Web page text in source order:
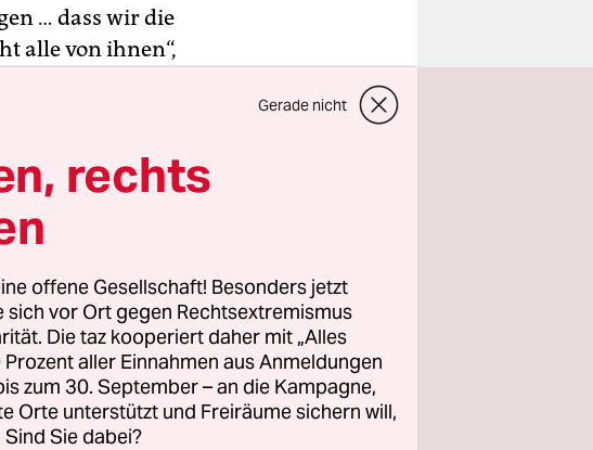
… dass wir die
alle von ihnen“,
übergeben
am Freitag
sie mit ihren
zahlte, gab
Gerade nicht
rechts
offene Gesellschaft! Besonders jetzt
sich vor Ort gegen Rechtsextremismus
Die taz kooperiert daher mit „Alles
aller Einnahmen aus Anmeldungen
zum 30. September – an die Kampagne,
Orte unterstützt und Freiräume sichern will,
Sie dabei?